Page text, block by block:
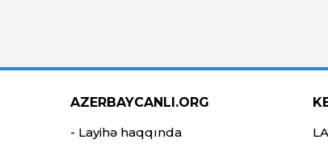
AZERBAYCANLI.ORG
- Layihə haqqında